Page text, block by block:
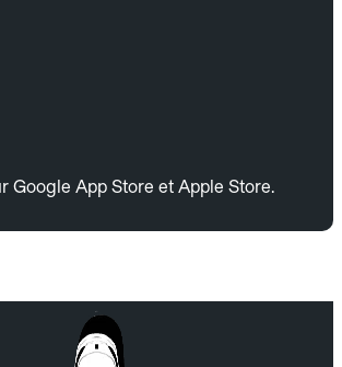
Google App Store et Apple Store.